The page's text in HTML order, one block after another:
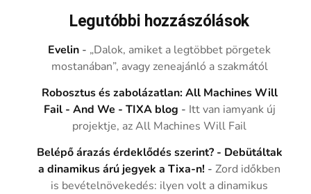
Legutóbbi hozzászólások
Evelin - „Dalok, amiket a legtöbbet pörgetek
mostanában”, avagy zeneajánló a szakmától
Robosztus és zabolázatlan: All Machines Will
Fail - And We - TIXA blog - Itt van iamyank új
projektje, az All Machines Will Fail
Belépő árazás érdeklődés szerint? - Debütáltak
a dinamikus árú jegyek a Tixa-n! -Zord időkben
is bevételnövekedés: ilyen volt a dinamikus